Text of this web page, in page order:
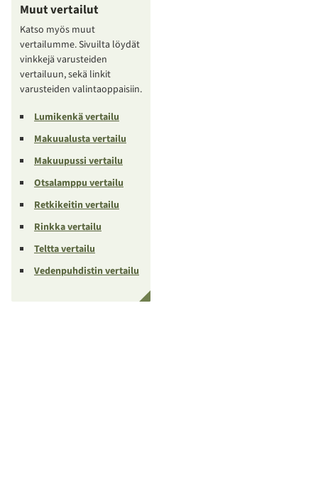
Muut vertailut
Katso myös muut
vertailumme. Sivuilta löydät
vinkkejä varusteiden
vertailuun, sekä linkit
varusteiden valintaoppaisiin.
Lumikenkä vertailu
Makuualusta vertailu
Makuupussi vertailu
Otsalamppu vertailu
Retkikeitin vertailu
Rinkka vertailu
Teltta vertailu
Vedenpuhdistin vertailu